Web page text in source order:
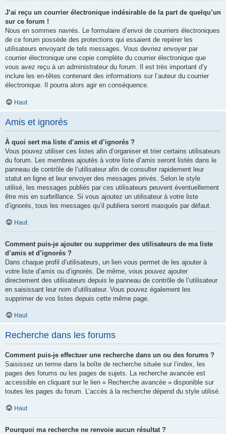
J’ai reçu un courrier électronique indésirable de la part de quelqu’un
sur ce forum !
Nous en sommes navrés. Le formulaire d’envoi de courriers électroniques
de ce forum possède des protections qui essaient de repérer les
utilisateurs envoyant de tels messages. Vous devriez envoyer par
courrier électronique une copie complète du courrier électronique que
vous avez reçu à un administrateur du forum. Il est très important d’y
inclure les en-têtes contenant des informations sur l’auteur du courrier
électronique. Il pourra alors agir en conséquence.
Haut
Amis et ignorés
À quoi sert ma liste d’amis et d’ignorés ?
Vous pouvez utiliser ces listes afin d’organiser et trier certains utilisateurs
du forum. Les membres ajoutés à votre liste d’amis seront listés dans le
panneau de contrôle de l’utilisateur afin de consulter rapidement leur
statut en ligne et leur envoyer des messages privés. Selon le style
utilisé, les messages publiés par ces utilisateurs peuvent éventuellement
être mis en surbrillance. Si vous ajoutez un utilisateur à votre liste
d’ignorés, tous les messages qu’il publiera seront masqués par défaut.
Haut
Comment puis-je ajouter ou supprimer des utilisateurs de ma liste
d’amis et d’ignorés ?
Dans chaque profil d’utilisateurs, un lien vous permet de les ajouter à
votre liste d’amis ou d’ignorés. De même, vous pouvez ajouter
directement des utilisateurs depuis le panneau de contrôle de l’utilisateur
en saisissant leur nom d’utilisateur. Vous pouvez également les
supprimer de vos listes depuis cette même page.
Haut
Recherche dans les forums
Comment puis-je effectuer une recherche dans un ou des forums ?
Saisissez un terme dans la boîte de recherche située sur l’index, les
pages des forums ou les pages de sujets. La recherche avancée est
accessible en cliquant sur le lien « Recherche avancée » disponible sur
toutes les pages du forum. L’accès à la recherche dépend du style utilisé.
Haut
Pourquoi ma recherche ne renvoie aucun résultat ?